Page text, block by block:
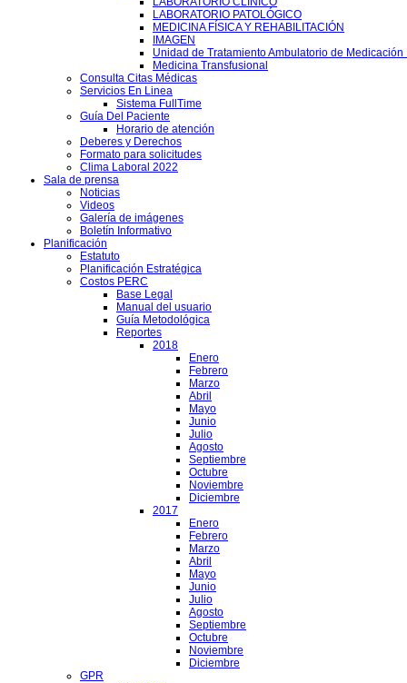
LABORATORIO PATOLÓGICO
MEDICINA FÍSICA Y REHABILITACIÓN
IMAGEN
Unidad de Tratamiento Ambulatorio de Medicación
Medicina Transfusional
Consulta Citas Médicas
Servicios En Linea
Sistema FullTime
Guía Del Paciente
Horario de atención
Deberes y Derechos
Formato para solicitudes
Clima Laboral 2022
Sala de prensa
Noticias
Videos
Galería de imágenes
Boletín Informativo
Planificación
Estatuto
Planificación Estratégica
Costos PERC
Base Legal
Manual del usuario
Guía Metodológica
Reportes
2018
Enero
Febrero
Marzo
Abril
Mayo
Junio
Julio
Agosto
Septiembre
Octubre
Noviembre
Diciembre
2017
Enero
Febrero
Marzo
Abril
Mayo
Junio
Julio
Agosto
Septiembre
Octubre
Noviembre
Diciembre
GPR